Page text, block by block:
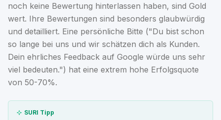
noch keine Bewertung hinterlassen haben, sind Gold
wert. Ihre Bewertungen sind besonders glaubwürdig
und detailliert. Eine persönliche Bitte ("Du bist schon
so lange bei uns und wir schätzen dich als Kunden.
Dein ehrliches Feedback auf Google würde uns sehr
viel bedeuten.") hat eine extrem hohe Erfolgsquote
von 50-70%.
SURI Tipp